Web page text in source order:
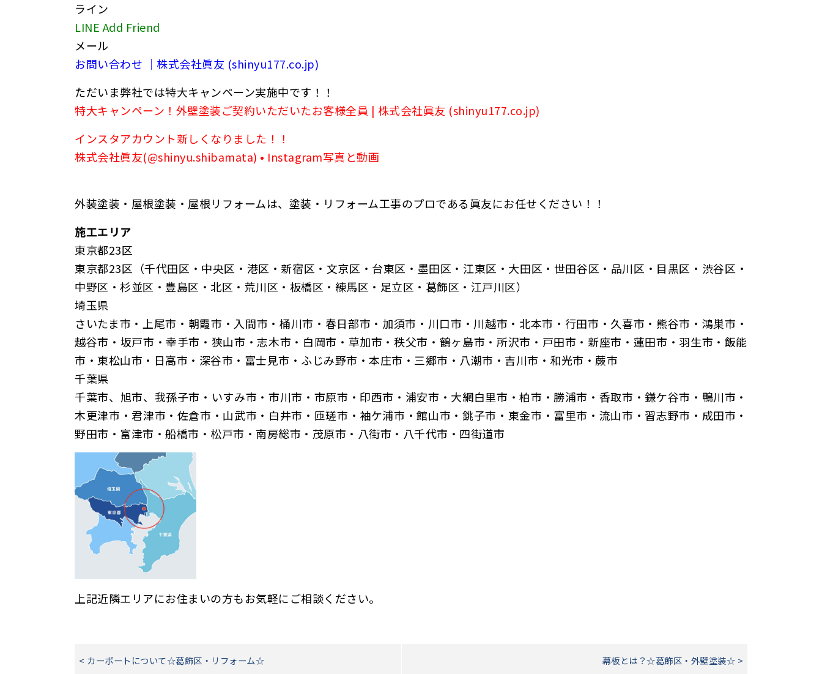
ライン
LINE Add Friend
メール
お問い合わせ ｜株式会社眞友 (shinyu177.co.jp)
ただいま弊社では特大キャンペーン実施中です！！
特大キャンペーン！外壁塗装ご契約いただいたお客様全員 | 株式会社眞友 (shinyu177.co.jp)
インスタアカウント新しくなりました！！
株式会社眞友(@shinyu.shibamata) • Instagram写真と動画
外装塗装・屋根塗装・屋根リフォームは、塗装・リフォーム工事のプロである眞友にお任せください！！
施工エリア
東京都23区
東京都23区（千代田区・中央区・港区・新宿区・文京区・台東区・墨田区・江東区・大田区・世田谷区・品川区・目黒区・渋谷区・
中野区・杉並区・豊島区・北区・荒川区・板橋区・練馬区・足立区・葛飾区・江戸川区）
埼玉県
さいたま市・上尾市・朝霞市・入間市・桶川市・春日部市・加須市・川口市・川越市・北本市・行田市・久喜市・熊谷市・鴻巣市・
越谷市・坂戸市・幸手市・狭山市・志木市・白岡市・草加市・秩父市・鶴ヶ島市・所沢市・戸田市・新座市・蓮田市・羽生市・飯能
市・東松山市・日高市・深谷市・富士見市・ふじみ野市・本庄市・三郷市・八潮市・吉川市・和光市・蕨市
千葉県
千葉市、旭市、我孫子市・いすみ市・市川市・市原市・印西市・浦安市・大網白里市・柏市・勝浦市・香取市・鎌ケ谷市・鴨川市・
木更津市・君津市・佐倉市・山武市・白井市・匝瑳市・袖ケ浦市・館山市・銚子市・東金市・富里市・流山市・習志野市・成田市・
野田市・富津市・船橋市・松戸市・南房総市・茂原市・八街市・八千代市・四街道市
上記近隣エリアにお住まいの方もお気軽にご相談ください。
< カーポートについて☆葛飾区・リフォーム☆ 幕板とは？☆葛飾区・外壁塗装☆ >